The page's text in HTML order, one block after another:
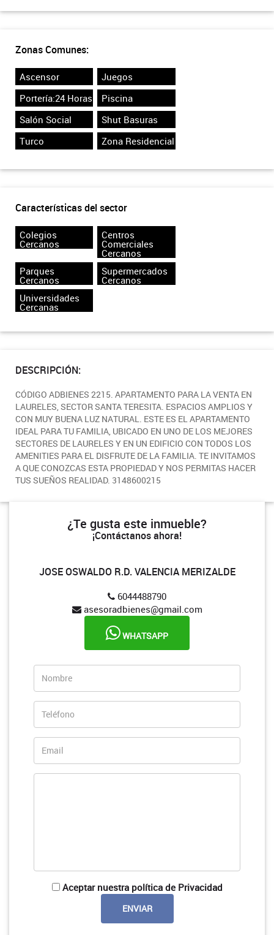
Zonas Comunes:
Ascensor
Juegos
Portería:24 Horas
Piscina
Salón Social
Shut Basuras
Turco
Zona Residencial
Características del sector
Colegios
Cercanos
Centros
Comerciales
Cercanos
Parques
Cercanos
Supermercados
Cercanos
Universidades
Cercanas
DESCRIPCIÓN:
CÓDIGO ADBIENES 2215. APARTAMENTO PARA LA VENTA EN
LAURELES, SECTOR SANTA TERESITA. ESPACIOS AMPLIOS Y
CON MUY BUENA LUZ NATURAL. ESTE ES EL APARTAMENTO
IDEAL PARA TU FAMILIA, UBICADO EN UNO DE LOS MEJORES
SECTORES DE LAURELES Y EN UN EDIFICIO CON TODOS LOS
AMENITIES PARA EL DISFRUTE DE LA FAMILIA. TE INVITAMOS
A QUE CONOZCAS ESTA PROPIEDAD Y NOS PERMITAS HACER
TUS SUEÑOS REALIDAD. 3148600215
¿Te gusta este inmueble?
¡Contáctanos ahora!
JOSE OSWALDO R.D. VALENCIA MERIZALDE
6044488790
asesoradbienes@gmail.com
WHATSAPP
Aceptar nuestra política de Privacidad